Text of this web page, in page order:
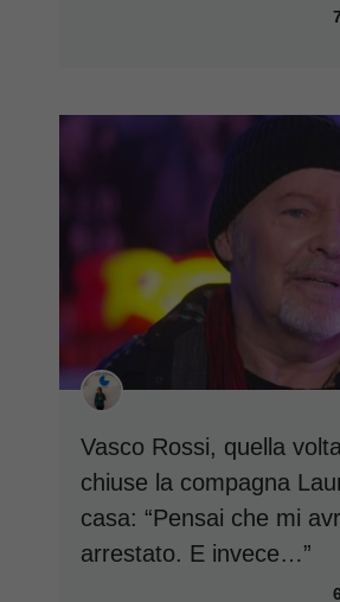
Vasco Rossi, quella
chiuse la compagna
casa: “Pensai che mi
arrestato. E invece…”